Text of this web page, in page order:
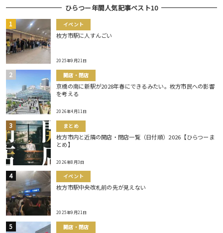
ひらつー年間人気記事ベスト10
イベント
枚方市駅に人すんごい
2025年9月21日
開店・閉店
京橋の南に新駅が2028年春にできるみたい。枚方市民への影響
を考える
2026年4月11日
まとめ
枚方市内と近隣の開店・閉店一覧（日付順）2026【ひらつーま
とめ】
2026年8月3日
イベント
枚方市駅中央改札前の先が見えない
2025年9月21日
開店・閉店